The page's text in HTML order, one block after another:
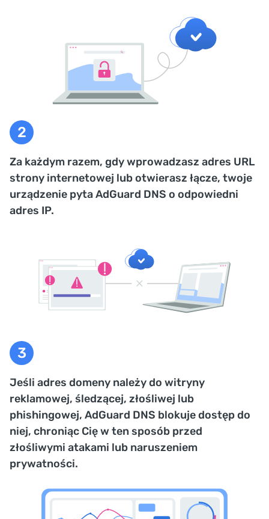
Za każdym razem, gdy wprowadzasz adres URL
strony internetowej lub otwierasz łącze, twoje
urządzenie pyta AdGuard DNS o odpowiedni
adres IP.
Jeśli adres domeny należy do witryny
reklamowej, śledzącej, złośliwej lub
phishingowej, AdGuard DNS blokuje dostęp do
niej, chroniąc Cię w ten sposób przed
złośliwymi atakami lub naruszeniem
prywatności.